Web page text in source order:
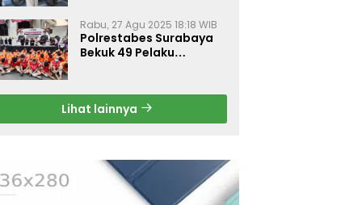
Rabu, 27 Agu 2025 18:18 WIB
Polrestabes Surabaya
Bekuk 49 Pelaku
Gratis
Lihat lainnya